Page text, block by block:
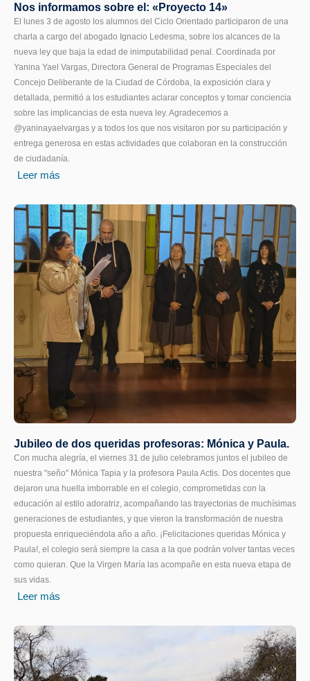
Nos informamos sobre el: «Proyecto 14»
El lunes 3 de agosto los alumnos del Ciclo Orientado participaron de una
charla a cargo del abogado Ignacio Ledesma, sobre los alcances de la
nueva ley que baja la edad de inimputabilidad penal. Coordinada por
Yanina Yael Vargas, Directora General de Programas Especiales del
Concejo Deliberante de la Ciudad de Córdoba, la exposición clara y
detallada, permitió a los estudiantes aclarar conceptos y tomar conciencia
sobre las implicancias de esta nueva ley. Agradecemos a
@yaninayaelvargas y a todos los que nos visitaron por su participación y
entrega generosa en estas actividades que colaboran en la construcción
de ciudadanía.
Leer más
Jubileo de dos queridas profesoras: Mónica y Paula.
Con mucha alegría, el viernes 31 de julio celebramos juntos el jubileo de
nuestra "seño" Mónica Tapia y la profesora Paula Actis. Dos docentes que
dejaron una huella imborrable en el colegio, comprometidas con la
educación al estilo adoratriz, acompañando las trayectorias de muchísimas
generaciones de estudiantes, y que vieron la transformación de nuestra
propuesta enriqueciéndola año a año. ¡Felicitaciones queridas Mónica y
Paula!, el colegio será siempre la casa a la que podrán volver tantas veces
como quieran. Que la Virgen María las acompañe en esta nueva etapa de
sus vidas.
Leer más